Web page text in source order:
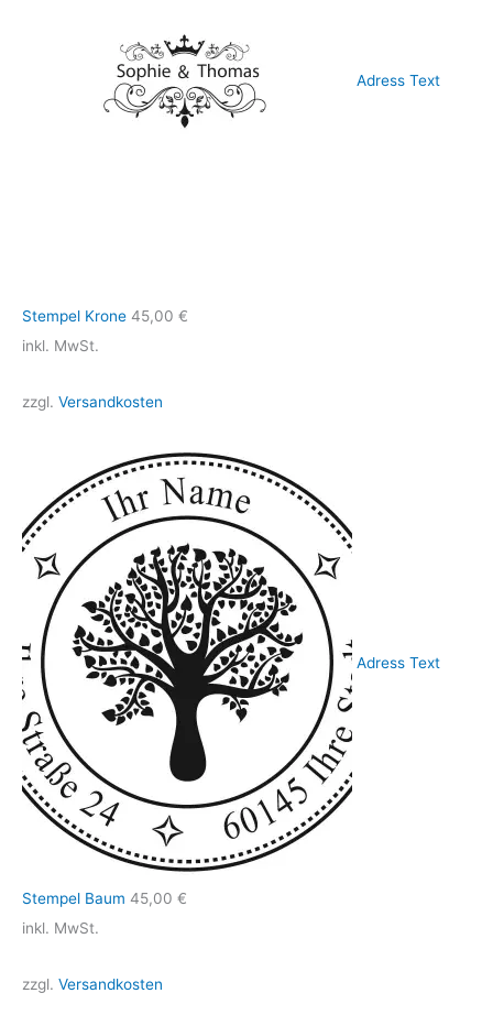
Adress Text
Stempel Krone 45,00 €
inkl. MwSt.
zzgl. Versandkosten
Adress Text
Stempel Baum 45,00 €
inkl. MwSt.
zzgl. Versandkosten